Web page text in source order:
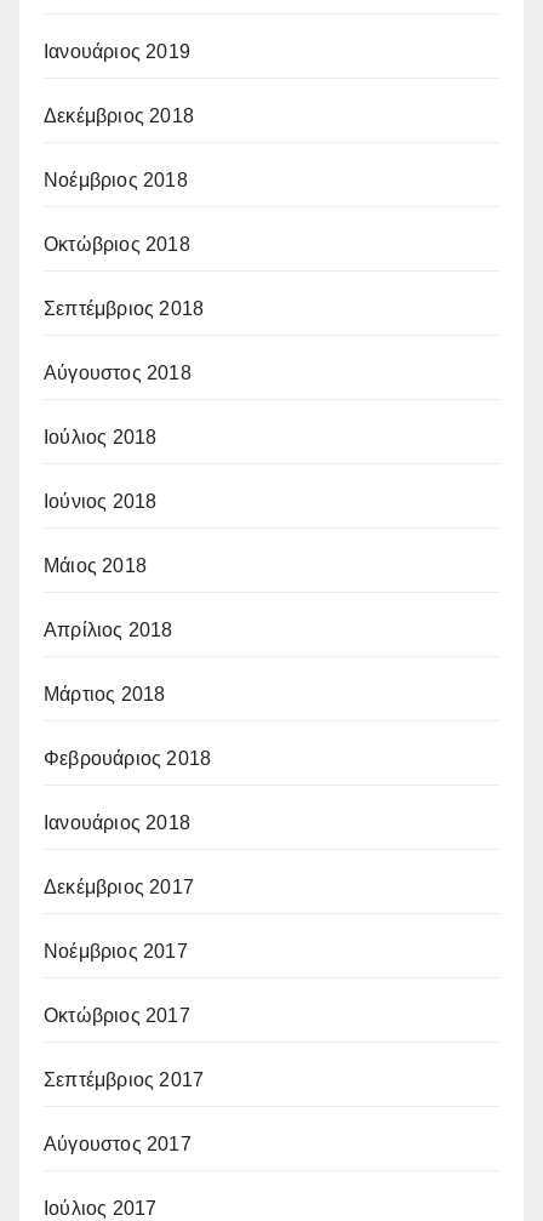
Ιανουάριος 2019
Δεκέμβριος 2018
Νοέμβριος 2018
Οκτώβριος 2018
Σεπτέμβριος 2018
Αύγουστος 2018
Ιούλιος 2018
Ιούνιος 2018
Μάιος 2018
Απρίλιος 2018
Μάρτιος 2018
Φεβρουάριος 2018
Ιανουάριος 2018
Δεκέμβριος 2017
Νοέμβριος 2017
Οκτώβριος 2017
Σεπτέμβριος 2017
Αύγουστος 2017
Ιούλιος 2017